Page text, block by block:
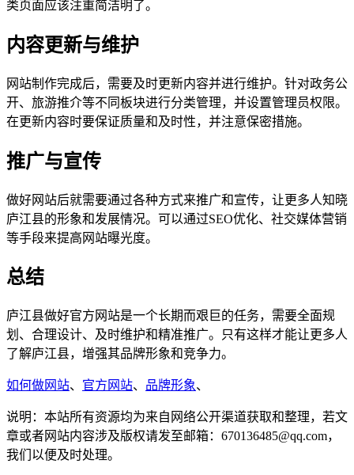
类页面应该注重简洁明了。
内容更新与维护
网站制作完成后，需要及时更新内容并进行维护。针对政务公
开、旅游推介等不同板块进行分类管理，并设置管理员权限。
在更新内容时要保证质量和及时性，并注意保密措施。
推广与宣传
做好网站后就需要通过各种方式来推广和宣传，让更多人知晓
庐江县的形象和发展情况。可以通过SEO优化、社交媒体营销
等手段来提高网站曝光度。
总结
庐江县做好官方网站是一个长期而艰巨的任务，需要全面规
划、合理设计、及时维护和精准推广。只有这样才能让更多人
了解庐江县，增强其品牌形象和竞争力。
如何做网站、 官方网站、 品牌形象、
说明：本站所有资源均为来自网络公开渠道获取和整理，若文
章或者网站内容涉及版权请发至邮箱：670136485@qq.com，
我们以便及时处理。